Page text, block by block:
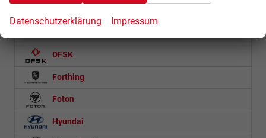
BJ60
DFSK
Forthing
Foton
Hyundai
Datenschutzerklärung Impressum